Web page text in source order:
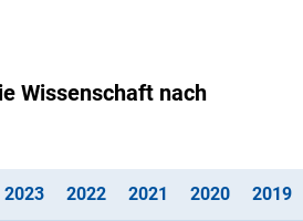
Wissenschaft nach
Link)
2023(Anchor Link)
2022(Anchor Link)
2021 (interner Link)
2020(interner
2019